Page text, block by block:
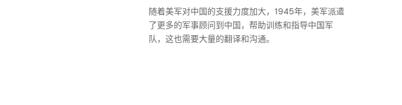
随着美军对中国的支援力度加大，1945年，美军派遣
了更多的军事顾问到中国，帮助训练和指导中国军
队，这也需要大量的翻译和沟通。